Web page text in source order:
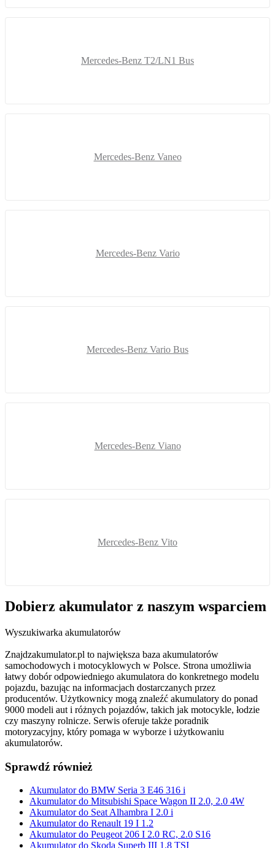
Mercedes-Benz T2/LN1 Bus
Mercedes-Benz Vaneo
Mercedes-Benz Vario
Mercedes-Benz Vario Bus
Mercedes-Benz Viano
Mercedes-Benz Vito
Dobierz akumulator z naszym wsparciem
Wyszukiwarka akumulatorów
Znajdzakumulator.pl to największa baza akumulatorów
samochodowych i motocyklowych w Polsce. Strona umożliwia
łatwy dobór odpowiedniego akumulatora do konkretnego modelu
pojazdu, bazując na informacjach dostarczanych przez
producentów. Użytkownicy mogą znaleźć akumulatory do ponad
9000 modeli aut i różnych pojazdów, takich jak motocykle, łodzie
czy maszyny rolnicze. Serwis oferuje także poradnik
motoryzacyjny, który pomaga w wyborze i użytkowaniu
akumulatorów.
Sprawdź również
Akumulator do BMW Seria 3 E46 316 i
Akumulator do Mitsubishi Space Wagon II 2.0, 2.0 4W
Akumulator do Seat Alhambra I 2.0 i
Akumulator do Renault 19 I 1.2
Akumulator do Peugeot 206 I 2.0 RC, 2.0 S16
Akumulator do Skoda Superb III 1.8 TSI